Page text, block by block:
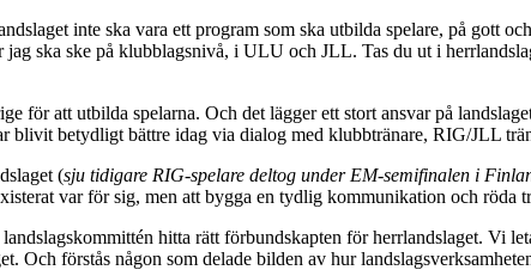
inte ska vara ett program som ska utbilda spelare, på gott
jag ska ske på klubblagsnivå, i ULU och JLL. Tas du ut i
för att utbilda spelarna. Och det lägger ett stort ansvar på
blivit betydligt bättre idag via dialog med klubbtränare, RIG/JLL
(sju tidigare RIG-spelare deltog under EM-semifinalen i
var för sig, men att bygga en tydlig kommunikation och röda
hitta rätt förbundskapten för herrlandslaget. Vi
Och förstås någon som delade bilden av hur